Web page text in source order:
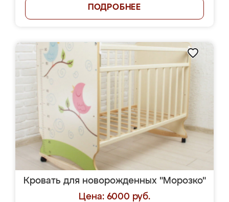
ПОДРОБНЕЕ
Кровать для новорожденных "Морозко"
Цена: 6000 руб.